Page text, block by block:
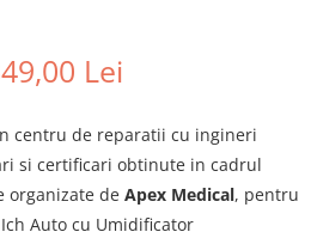
Lei
centru de reparatii cu ingineri
si certificari obtinute in cadrul
organizate de Apex Medical, pentru
Auto cu Umidificator